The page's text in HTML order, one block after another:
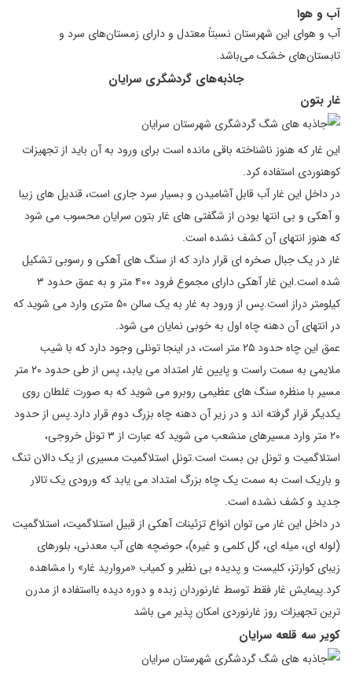
آب و هوا
آب و هوای این شهرستان نسبتاً معتدل و دارای زمستان‌های سرد و
تابستان‌های خشک می‌باشد.
جاذبه‌های گردشگری سرایان
غار بتون
این غار که هنوز ناشناخته باقی مانده است برای ورود به آن باید از تجهیزات
کوهنوردی استفاده کرد.
در داخل این غار آب قابل آشامیدن و بسیار سرد جاری است، قندیل های زیبا
و آهکی و بی انتها بودن از شگفتی های غار بتون سرایان محسوب می شود
که هنوز انتهای آن کشف نشده است.
غار در یک جبال صخره ای قرار دارد که از سنگ های آهکی و رسوبی تشکیل
شده است.این غار آهکی دارای مجموع فرود ۴۰۰ متر و به عمق حدود ۳
کیلومتر دراز است.پس از ورود به غار به یک سالن ۵۰ متری وارد می شوید که
در انتهای آن دهنه چاه اول به خوبی نمایان می شود.
عمق این چاه حدود ۲۵ متر است، در اینجا تونلی وجود دارد که با شیب
ملایمی به سمت راست و پایین غار امتداد می یابد، پس از طی حدود ۲۰ متر
مسیر با منظره سنگ های عظیمی روبرو می شوید که به صورت غلطان روی
یکدیگر قرار گرفته اند و در زیر آن دهنه چاه بزرگ دوم قرار دارد.پس از حدود
۲۰ متر وارد مسیرهای منشعب می شوید که عبارت از ۳ تونل خروجی،
استلاگمیت و تونل بن بست است.تونل استلاگمیت مسیری از یک دالان تنگ
و باریک است به سمت یک چاه بزرگ امتداد می یابد که ورودی یک تالار
جدید و کشف نشده است.
در داخل این غار می توان انواع تزئینات آهکی از قبیل استلاگمیت، استلاگمیت
(لوله ای، میله ای، گل کلمی و غیره)، حوضچه های آب معدنی، بلورهای
زیبای کوارتز، کلیست و پدیده بی نظیر و کمیاب «مروارید غار» را مشاهده
کرد.پیمایش غار فقط توسط غارنوردان زبده و دوره دیده بااستفاده از مدرن
ترین تجهیزات روز غارنوردی امكان پذیر می باشد
کویر سه قلعه سرایان